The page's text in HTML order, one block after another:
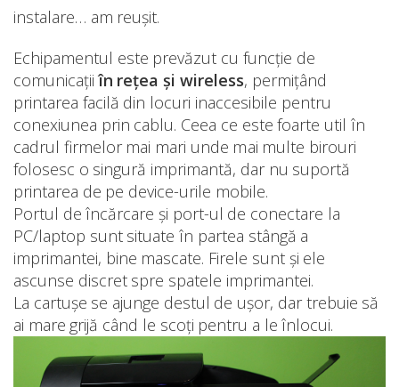
instalare… am reușit.
Echipamentul este prevăzut cu funcție de
comunicațiiîn rețea și wireless, permițând
printarea facilă din locuri inaccesibile pentru
conexiunea prin cablu. Ceea ce este foarte util în
cadrul firmelor mai mari unde mai multe birouri
folosesc o singură imprimantă, dar nu suportă
printarea de pe device-urile mobile.
Portul de încărcare și port-ul de conectare la
PC/laptop sunt situate în partea stângă a
imprimantei, bine mascate. Firele sunt și ele
ascunse discret spre spatele imprimantei.
La cartușe se ajunge destul de ușor, dar trebuie să
ai mare grijă când le scoți pentru a le înlocui.